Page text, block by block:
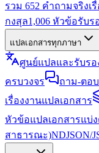
รวม 652 คำถามจริงเ
กงสุล1,006 หัวข้อรับร
แปลเอกสารทุกภาษา
ศูนย์แปลและรับรอ
ครบวงจร
ถาม-ตอ
เรื่องงานแปลเอกสาร
หัวข้อแปลเอกสารแบ่ง
สาธารณะ)NDJSON/